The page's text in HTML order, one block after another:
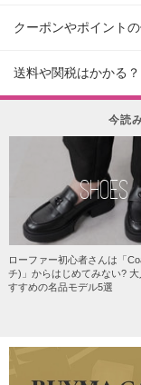
クーポンやポイント
送料や関税はかかる？
今読
SHOES
ローファー初心者さんは「
チ)」からはじめてみない? 大
すすめの名品モデル5選